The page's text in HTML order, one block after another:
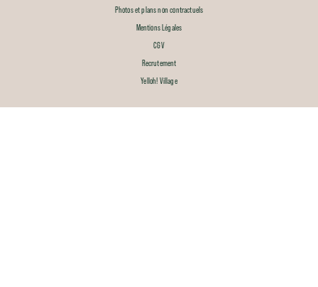
Photos et plans non contractuels
Mentions Légales
CGV
Recrutement
Yelloh! Village